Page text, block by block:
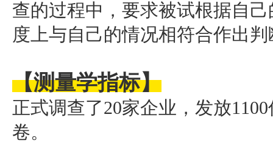
查的过程中，要求被试根据自
度上与自己的情况相符合作出判
【测量学指标】
正式调查了20家企业，发放
卷。